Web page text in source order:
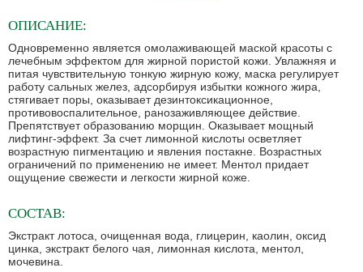
ОПИСАНИЕ:
Одновременно является омолаживающей маской красоты с
лечебным эффектом для жирной пористой кожи. Увлажняя и
питая чувствительную тонкую жирную кожу, маска регулирует
работу сальных желез, адсорбируя избытки кожного жира,
стягивает поры, оказывает дезинтоксикационное,
противовоспалительное, ранозаживляющее действие.
Препятствует образованию морщин. Оказывает мощный
лифтинг-эффект. За счет лимонной кислоты осветляет
возрастную пигментацию и явления постакне. Возрастных
ограничений по применению не имеет. Ментол придает
ощущение свежести и легкости жирной коже.
СОСТАВ:
Экстракт лотоса, очищенная вода, глицерин, каолин, оксид
цинка, экстракт белого чая, лимонная кислота, ментол,
мочевина.